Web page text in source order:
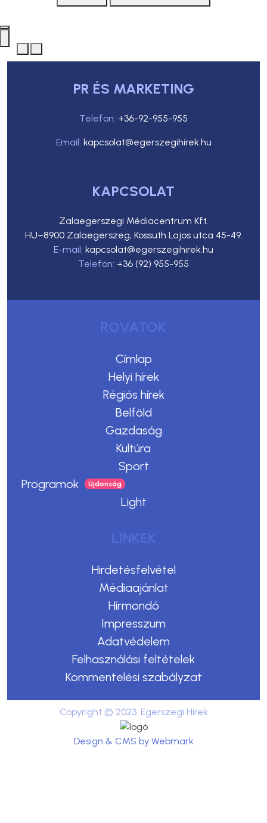
PR ÉS MARKETING
Telefon: +36-92-955-955
Email: kapcsolat@egerszegihirek.hu
KAPCSOLAT
Zalaegerszegi Médiacentrum Kft.
HU–8900 Zalaegerszeg, Kossuth Lajos utca 45-49.
E-mail: kapcsolat@egerszegihirek.hu
Telefon: +36 (92) 955-955
ROVATOK
Címlap
Helyi hírek
Régiós hírek
Belföld
Gazdaság
Kultúra
Sport
Programok
Light
LINKEK
Hirdetésfelvétel
Médiaajánlat
Hírmondó
Impresszum
Adatvédelem
Felhasználási feltételek
Kommentelési szabályzat
Copyright © 2023. Egerszegi Hírek
Design & CMS by Webmark